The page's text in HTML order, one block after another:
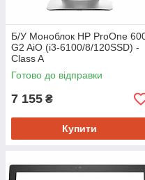
Б/У Моноблок HP ProOne
G2 AiO (i3-6100/8/120SSD) -
Class A
Готово до відправки
7 155 ₴
Купити